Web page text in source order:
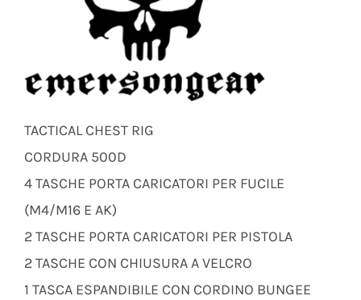
TACTICAL CHEST RIG
CORDURA 500D
4 TASCHE PORTA CARICATORI PER FUCILE
(M4/M16 E AK)
2 TASCHE PORTA CARICATORI PER PISTOLA
2 TASCHE CON CHIUSURA A VELCRO
1 TASCA ESPANDIBILE CON CORDINO BUNGEE